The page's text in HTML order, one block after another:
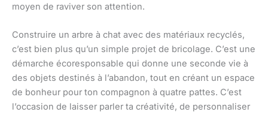
moyen de raviver son attention.
Construire un arbre à chat avec des matériaux recyclés,
c’est bien plus qu’un simple projet de bricolage. C’est une
démarche écoresponsable qui donne une seconde vie à
des objets destinés à l’abandon, tout en créant un espace
de bonheur pour ton compagnon à quatre pattes. C’est
l’occasion de laisser parler ta créativité, de personnaliser